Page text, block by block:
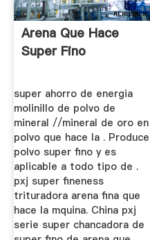
Arena Que Hace
Super Fino
super ahorro de energia
molinillo de polvo de
mineral //mineral de oro en
polvo que hace la . Produce
polvo super fino y es
aplicable a todo tipo de .
pxj super fineness
trituradora arena fina que
hace la mquina. China pxj
serie super chancadora de